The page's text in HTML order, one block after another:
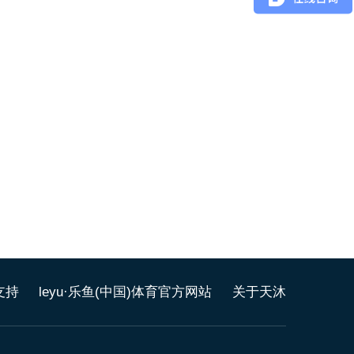
持 leyu·乐鱼(中国)体育官方网站 关于天沐